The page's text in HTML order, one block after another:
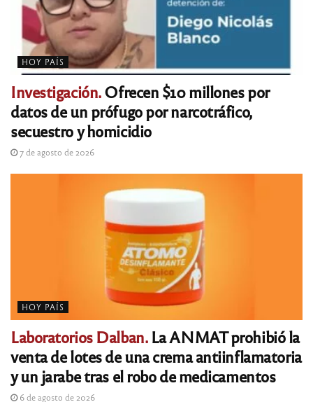
HOY PAÍS
Investigación.Ofrecen $10 millones por
datos de un prófugo por narcotráfico,
secuestro y homicidio
7 de agosto de 2026
HOY PAÍS
Laboratorios Dalban.La ANMAT prohibió la
venta de lotes de una crema antiinflamatoria
y un jarabe tras el robo de medicamentos
6 de agosto de 2026